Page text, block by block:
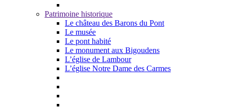
Patrimoine historique
Le château des Barons du Pont
Le musée
Le pont habité
Le monument aux Bigoudens
L’église de Lambour
L’église Notre Dame des Carmes